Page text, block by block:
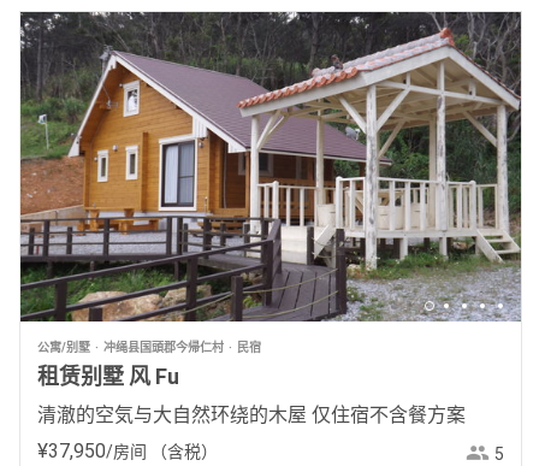
公寓/别墅 冲绳县国頭郡今帰仁村 民宿
租赁别墅 风 Fu
清澈的空気与大自然环绕的木屋 仅住宿不含餐方案
¥37,950/房间 （含税） 5